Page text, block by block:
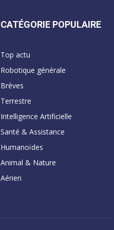
CATÉGORIE POPULAIRE
Top actu
Robotique générale
Brèves
Terrestre
Intelligence Artificielle
Santé & Assistance
Humanoïdes
Animal & Nature
Aérien